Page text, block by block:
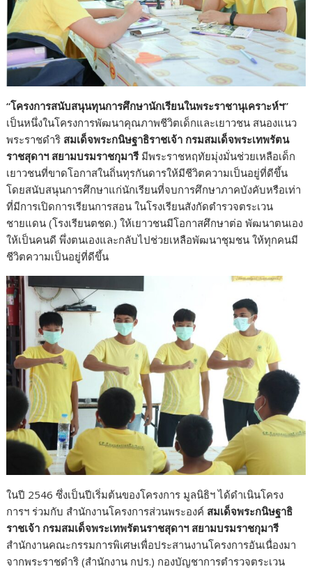
“โครงการสนับสนุนทุนการศึกษานักเรียนในพระราชานุเคราะห์ฯ”
เป็นหนึ่งในโครงการพัฒนาคุณภาพชีวิตเด็กและเยาวชน สนองแนว
พระราชดําริ สมเด็จพระกนิษฐาธิราชเจ้า กรมสมเด็จพระเทพรัตน
ราชสุดาฯ สยามบรมราชกุมารีมีพระราชหฤทัยมุ่งมั่นช่วยเหลือเด็ก
เยาวชนที่ขาดโอกาสในถิ่นทุรกันดารให้มีชีวิตความเป็นอยู่ที่ดีขึ้น
โดยสนับสนุนการศึกษาแก่นักเรียนที่จบการศึกษาภาคบังคับหรือเท่า
ที่มีการเปิดการเรียนการสอน ในโรงเรียนสังกัดตำรวจตระเวน
ชายแดน (โรงเรียนตชด.) ให้เยาวชนมีโอกาสศึกษาต่อ พัฒนาตนเอง
ให้เป็นคนดี พึ่งตนเองและกลับไปช่วยเหลือพัฒนาชุมชน ให้ทุกคนมี
ชีวิตความเป็นอยู่ที่ดีขึ้น
ในปี 2546 ซึ่งเป็นปีเริ่มต้นของโครงการ มูลนิธิฯ ได้ดำเนินโครง
การฯ ร่วมกับ สำนักงานโครงการส่วนพระองค์ สมเด็จพระกนิษฐาธิ
ราชเจ้า กรมสมเด็จพระเทพรัตนราชสุดาฯ สยามบรมราชกุมารี
สำนักงานคณะกรรมการพิเศษเพื่อประสานงานโครงการอันเนื่องมา
จากพระราชดำริ (สำนักงาน กปร.) กองบัญชาการตำรวจตระเวน